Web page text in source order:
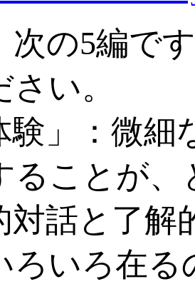
次の5編で
い。
験」：微
ることが
対話と了
ろいろ在る